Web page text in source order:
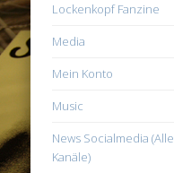
Lockenkopf Fanzine
Media
Mein Konto
Music
News Socialmedia (Alle
Kanäle)